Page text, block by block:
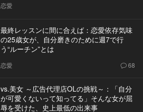
恋愛
最終レッスンに間に合えば：恋愛依存気味
の25歳女が、自分磨きのために週7で行
う“ルーチン”とは
恋愛 68
vs.美女 ～広告代理店OLの挑戦～：「自分
が可愛くないって知ってる」そんな女が屈
辱を受けた、史上最低の出来事